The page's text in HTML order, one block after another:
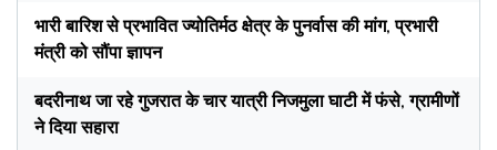
भारी बारिश से प्रभावित ज्योतिर्मठ क्षेत्र के पुनर्वास की मांग, प्रभारी
मंत्री को सौंपा ज्ञापन
बदरीनाथ जा रहे गुजरात के चार यात्री निजमुला घाटी में फंसे, ग्रामीणों
ने दिया सहारा